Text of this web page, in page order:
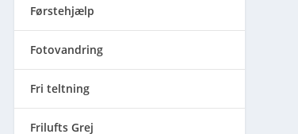
Førstehjælp
Fotovandring
Fri teltning
Frilufts Grej